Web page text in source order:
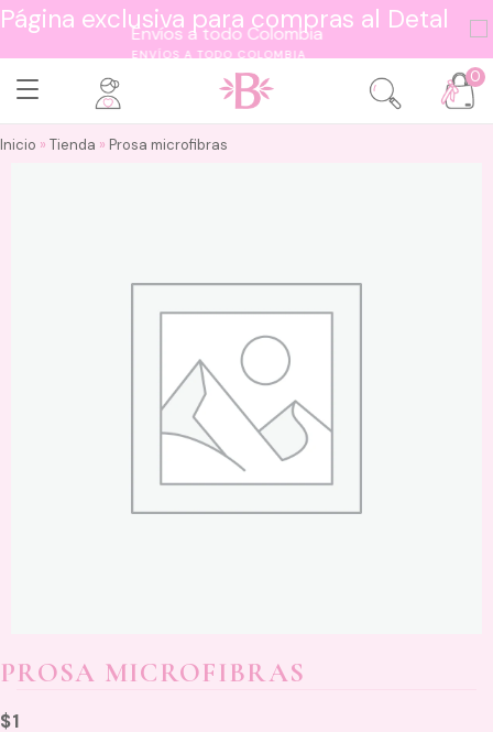
Página exclusiva para compras al Detal
ENVÍOS A TODO COLOMBIA
0
Inicio » Tienda » Prosa microfibras
PROSA MICROFIBRAS
$1